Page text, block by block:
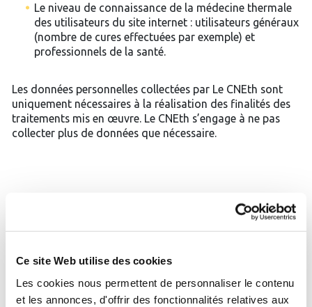
Ce site Web utilise des cookies
Les cookies nous permettent de personnaliser le contenu
et les annonces, d'offrir des fonctionnalités relatives aux
Le niveau de connaissance de la médecine thermale
des utilisateurs du site internet : utilisateurs généraux
(nombre de cures effectuées par exemple) et
professionnels de la santé.
Les données personnelles collectées par Le CNEth sont
uniquement nécessaires à la réalisation des finalités des
traitements mis en œuvre. Le CNEth s’engage à ne pas
collecter plus de données que nécessaire.
L’accès à vos données personnelles est strictement limité
aux personnes habilitées, déterminées et sensibilisées du